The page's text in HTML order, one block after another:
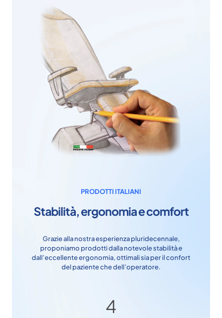
PRODOTTI ITALIANI
Stabilità, ergonomia e comfort
Grazie alla nostra esperienza pluridecennale,
proponiamo prodotti dalla notevole stabilità e
dall’eccellente ergonomia, ottimali sia per il confort
del paziente che dell’operatore.
4